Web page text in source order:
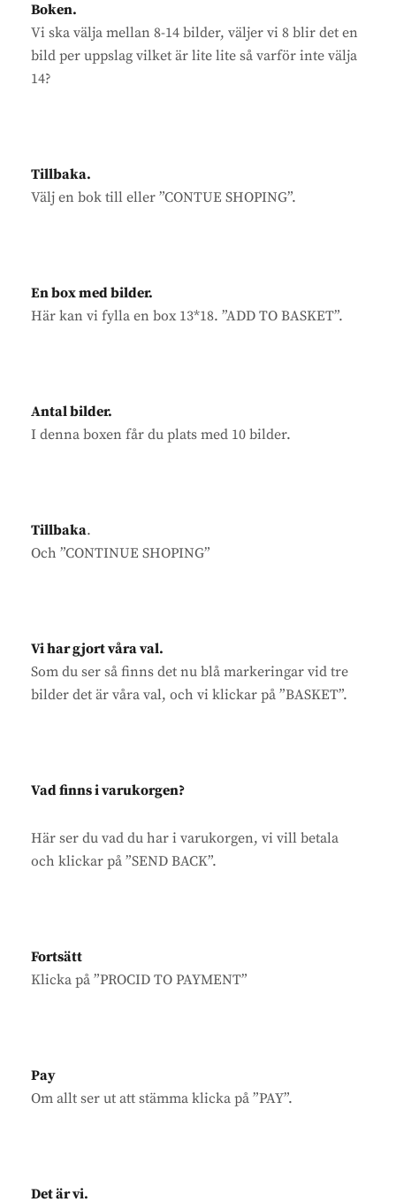
Boken.
Vi ska välja mellan 8-14 bilder, väljer vi 8 blir det en
bild per uppslag vilket är lite lite så varför inte välja
14?
Tillbaka.
Välj en bok till eller ”CONTUE SHOPING”.
En box med bilder.
Här kan vi fylla en box 13*18. ”ADD TO BASKET”.
Antal bilder.
I denna boxen får du plats med 10 bilder.
Tillbaka.
Och ”CONTINUE SHOPING”
Vi har gjort våra val.
Som du ser så finns det nu blå markeringar vid tre
bilder det är våra val, och vi klickar på ”BASKET”.
Vad finns i varukorgen?
Här ser du vad du har i varukorgen, vi vill betala
och klickar på ”SEND BACK”.
Fortsätt
Klicka på ”PROCID TO PAYMENT”
Pay
Om allt ser ut att stämma klicka på ”PAY”.
Det är vi.